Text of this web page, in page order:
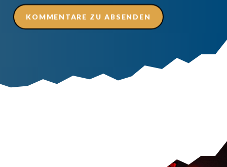
KOMMENTARE ZU ABSENDEN